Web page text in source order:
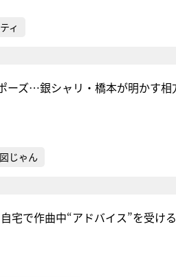
ィ
ーズ…銀シャリ・橋本が明かす相
じゃん
宅で作曲中“アドバイス”を受け